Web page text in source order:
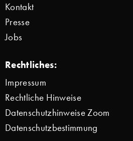
Kontakt
Presse
Jobs
Rechtliches:
Impressum
Rechtliche Hinweise
Datenschutzhinweise Zoom
Datenschutzbestimmung